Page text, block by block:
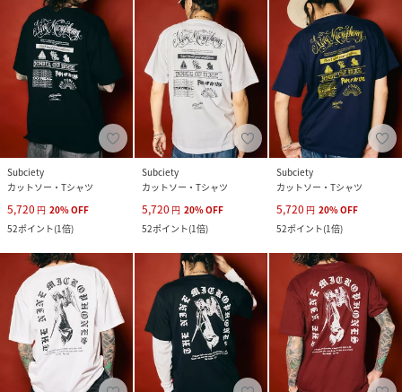
Subciety
カットソー・Tシャツ
5,720 円 20%OFF
52ポイント(1倍)
Subciety
カットソー・Tシャツ
5,720 円 20%OFF
52ポイント(1倍)
Subciety
カットソー・Tシャツ
5,720 円 20%OFF
52ポイント(1倍)